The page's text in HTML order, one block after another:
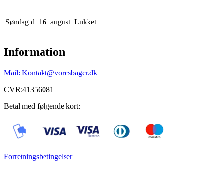
Søndag d. 16. august Lukket
Information
Mail: Kontakt@voresbager.dk
CVR:41356081
Betal med følgende kort:
Forretningsbetingelser